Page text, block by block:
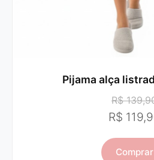
Pijama alça
R$
R$
Comprar